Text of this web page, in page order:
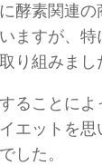
酵素関連
ますが、
り組みま
ることに
エットを
した。